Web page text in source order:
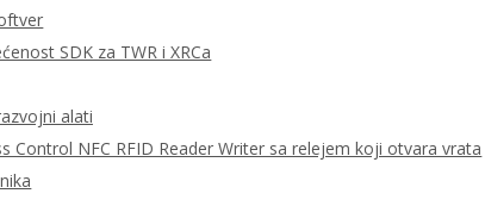
SDK za TWR i XRCa
alati
Control NFC RFID Reader Writer sa relejem koji otvara vrata